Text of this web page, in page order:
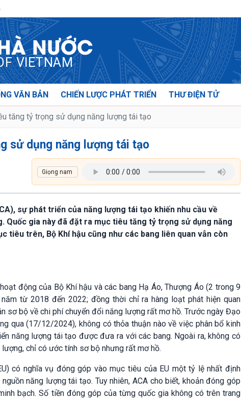
NƯỚC
VIETNAM
VĂN BẢN CHIẾN LƯỢC PHÁT TRIỂN THƯ ĐIỆN TỬ
tăng tỷ trọng sử dụng năng lượng tái tạo
sử dụng năng lượng tái tạo
sự phát triển của năng lượng tái tạo khiến nhu cầu về
Quốc gia này đã đặt ra mục tiêu tăng tỷ trọng sử dụng năng
tiêu trên, Bộ Khí hậu cũng như các bang liên quan vẫn còn
động của Bộ Khí hậu và các bang Hạ Áo, Thượng Áo (2 trong 9
từ 2018 đến 2022; đồng thời chỉ ra hàng loạt phát hiện quan
sơ bộ về chi phí chuyển đổi năng lượng rất mơ hồ. Trước ngày Đạo
qua (17/12/2024), không có thỏa thuận nào về việc phân bổ kinh
năng lượng tái tạo được đưa ra với các bang. Ngoài ra, không có
chỉ có ước tính sơ bộ nhưng rất mơ hồ.
có nghĩa vụ đóng góp vào mục tiêu của EU một tỷ lệ nhất định
năng lượng tái tạo. Tuy nhiên, ACA cho biết, khoản đóng góp
bạch. Số tiền đóng góp của từng quốc gia không có trên trang